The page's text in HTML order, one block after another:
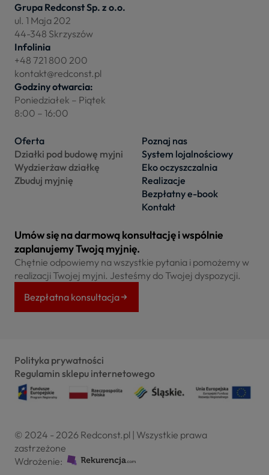
Grupa Redconst Sp. z o.o.
ul. 1 Maja 202
44-348 Skrzyszów
Infolinia
+48 721 800 200
kontakt@redconst.pl
Godziny otwarcia:
Poniedziałek – Piątek
8:00 – 16:00
Oferta
Działki pod budowę myjni
Wydzierżaw działkę
Zbuduj myjnię
Poznaj nas
System lojalnościowy
Eko oczyszczalnia
Realizacje
Bezpłatny e-book
Kontakt
Umów się na darmową konsultację i wspólnie
zaplanujemy Twoją myjnię.
Chętnie odpowiemy na wszystkie pytania i pomożemy w
realizacji Twojej myjni. Jesteśmy do Twojej dyspozycji.
Bezpłatna konsultacja
Polityka prywatności
Regulamin sklepu internetowego
© 2024 - 2026 Redconst.pl | Wszystkie prawa
zastrzeżone
Wdrożenie: